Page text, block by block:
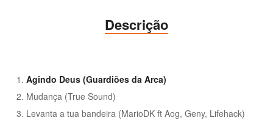
Descrição
Agindo Deus (Guardiões da Arca)
Mudança (True Sound)
Levanta a tua bandeira (MarioDK ft Aog, Geny, Lifehack)